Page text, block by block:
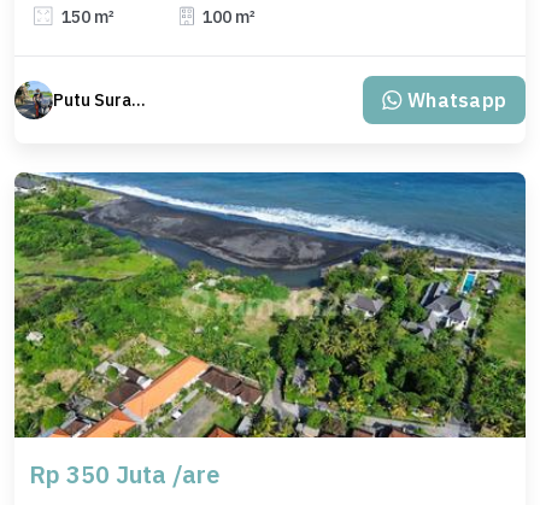
150 m² 100 m²
Putu Suratama (wayanjaka) Whatsapp
Rp 350 Juta /are